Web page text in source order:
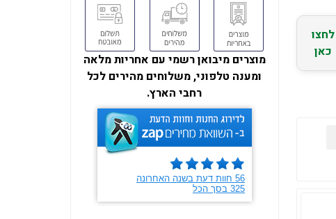
לחצו
כאן
מוצרים מיבואן רשמי עם אחריות מלאה
ומענה טלפוני, משלוחים מהירים לכל
רחבי הארץ.